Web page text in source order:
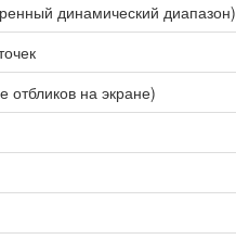
динамический диапазон)
отбликов на экране)